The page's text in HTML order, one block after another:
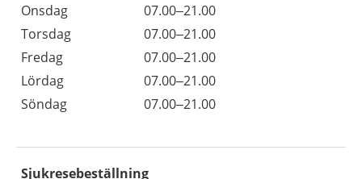
Onsdag
07.00–21.00
Torsdag
07.00–21.00
Fredag
07.00–21.00
Lördag
07.00–21.00
Söndag
07.00–21.00
Sjukresebeställning